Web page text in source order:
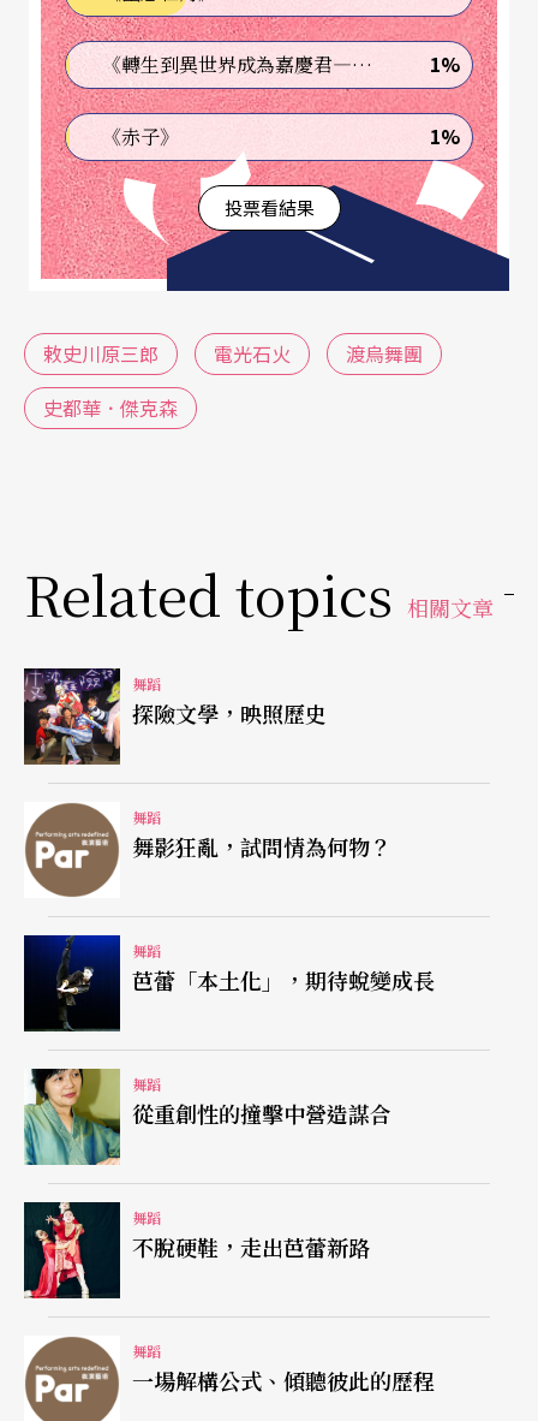
歌，最後希冀於苦痛中超脫。隱蔽暗夜中的醜陋與
不堪終將漸漸淡去，日本後舞踏的新血脈來自於極
端苦痛後的新生，在原始狀態下一分一秒坦誠地凝
視生命的延展成形，這在曾經來過台北的永子與高
麗（Eiko&Koma）的作品中便能看到。師事舞踏開
山祖土方巽及大野一雄，永子與高麗以舞蹈禮讚生
命正是舞踏精神的最高表現，生命簡單如四季之綿
土等。永子與高麗以令人頭皮發麻的緩慢速度移動
著，在肢體方寸間、時間點滴消逝中，凸顯生命那
間、空間才由靜態的存在概念轉化為活潑有機的活
躍樣態。
直觀感受生命
敕使川原及舞者一臉素淨在合身剪裁的舞衣下，成
就了風靡歐美舞壇的另一波日本新舞風，反映出新
世代成長環境中相應而生的空間、時間感。在電子
合成音樂的煩躁喧鬧中，敕史川原執著而深刻地探
討生命、舞蹈的本質性。這樣的執著讓原本是塑膠
造型藝術家的他放下了畫筆及其他材料工具，直接
用生命的有機呈現──身體去開發、理解生命中隨
機處處開展的新天地。《電光石火》Luminous整支
舞作在聲音、光影、身體的互動中，尋找動作的基
本元素及界定舞蹈的本質。屬固定物質狀態的肢
體、動作如何感知週遭瞬息萬變的一切，進而反應
移動，乃是靠著眼睛、耳朵所吸收提供的感官訊
息。敕使川原探索影響舞蹈動作的各種變數，對身
體、空間、時間、聲音、光影交雜的辯證思考也反
映在整體劇場效果的設計上，光的四散反射與聲音
共振，擦撞出一幅「電光石火」的炫麗圖像。這支
《轉生到異世界成為嘉慶君—發現我的祖先是詐騙集團!?》 1%
《赤子》 1%
投票看結果
敕史川原三郎 電光石火
渡烏舞團
史都華．傑克森
Related topics 相關文章
舞蹈
探險文學，映照歷史
舞蹈
舞影狂亂，試問情為何物？
舞蹈
芭蕾「本土化」，期待蛻變成長
舞蹈
從重創性的撞擊中營造謀合
舞蹈
不脫硬鞋，走出芭蕾新路
舞蹈
一場解構公式、傾聽彼此的歷程